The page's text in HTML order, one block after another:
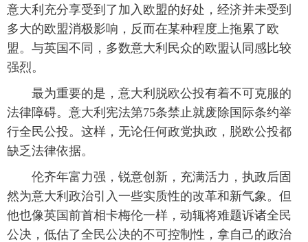
意大利充分享受到了加入欧盟的好处，经济并未受到
多大的欧盟消极影响，反而在某种程度上拖累了欧
盟。与英国不同，多数意大利民众的欧盟认同感比较
强烈。
最为重要的是，意大利脱欧公投有着不可克服的
法律障碍。意大利宪法第75条禁止就废除国际条约举
行全民公投。这样，无论任何政党执政，脱欧公投都
缺乏法律依据。
伦齐年富力强，锐意创新，充满活力，执政后固
然为意大利政治引入一些实质性的改革和新气象。但
他也像英国前首相卡梅伦一样，动辄将难题诉诸全民
公决，低估了全民公决的不可控制性，拿自己的政治